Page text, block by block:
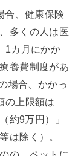
合、健康保険
多くの人は医
1カ月にかか
養費制度があ
場合、かかっ
の上限額は
約9万円）」
は除く）。